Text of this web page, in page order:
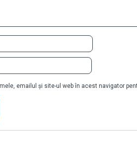
emailul și site-ul web în acest navigator